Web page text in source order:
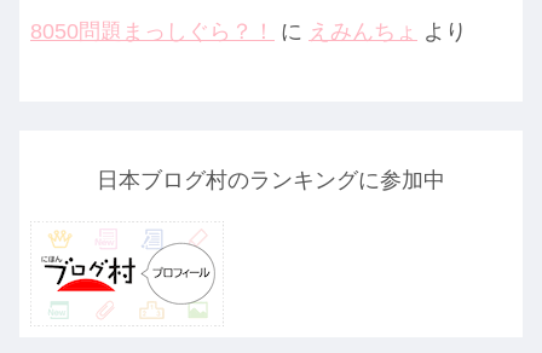
8050問題まっしぐら？！ に えみんちょ より
日本ブログ村のランキングに参加中